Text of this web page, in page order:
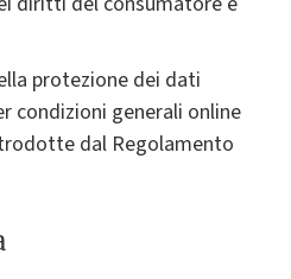
protezione dei dati
condizioni generali online
dal Regolamento